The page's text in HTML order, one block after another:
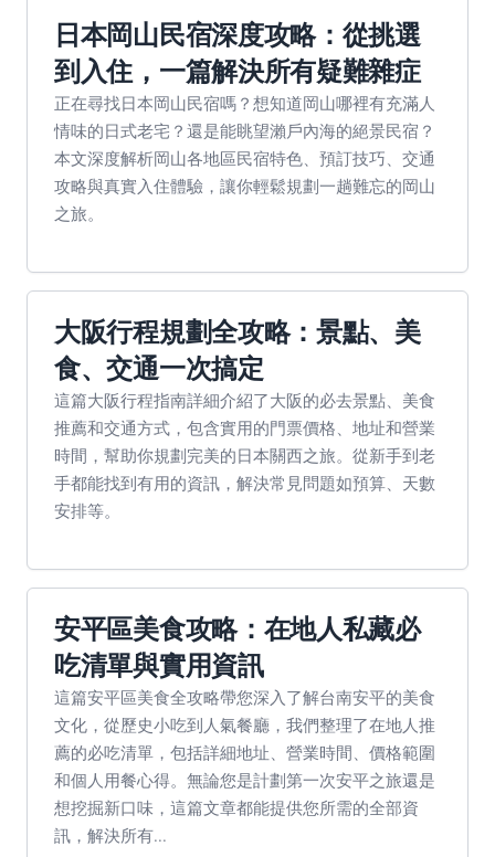
日本岡山民宿深度攻略：從挑選
到入住，一篇解決所有疑難雜症
正在尋找日本岡山民宿嗎？想知道岡山哪裡有充滿人
情味的日式老宅？還是能眺望瀨戶內海的絕景民宿？
本文深度解析岡山各地區民宿特色、預訂技巧、交通
攻略與真實入住體驗，讓你輕鬆規劃一趟難忘的岡山
之旅。
大阪行程規劃全攻略：景點、美
食、交通一次搞定
這篇大阪行程指南詳細介紹了大阪的必去景點、美食
推薦和交通方式，包含實用的門票價格、地址和營業
時間，幫助你規劃完美的日本關西之旅。從新手到老
手都能找到有用的資訊，解決常見問題如預算、天數
安排等。
安平區美食攻略：在地人私藏必
吃清單與實用資訊
這篇安平區美食全攻略帶您深入了解台南安平的美食
文化，從歷史小吃到人氣餐廳，我們整理了在地人推
薦的必吃清單，包括詳細地址、營業時間、價格範圍
和個人用餐心得。無論您是計劃第一次安平之旅還是
想挖掘新口味，這篇文章都能提供您所需的全部資
訊，解決所有...